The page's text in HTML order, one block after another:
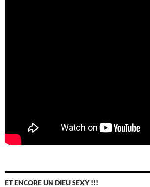
ET ENCORE UN DIEU SEXY !!!